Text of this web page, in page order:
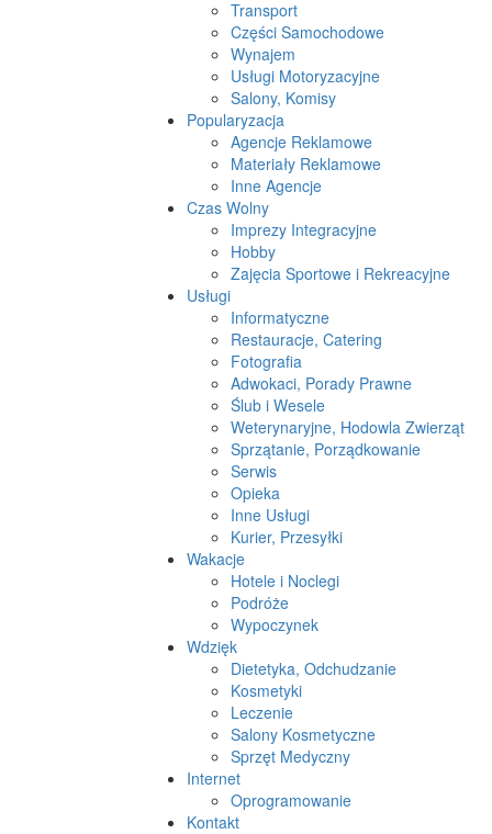
Transport
Części Samochodowe
Wynajem
Usługi Motoryzacyjne
Salony, Komisy
Popularyzacja
Agencje Reklamowe
Materiały Reklamowe
Inne Agencje
Czas Wolny
Imprezy Integracyjne
Hobby
Zajęcia Sportowe i Rekreacyjne
Usługi
Informatyczne
Restauracje, Catering
Fotografia
Adwokaci, Porady Prawne
Ślub i Wesele
Weterynaryjne, Hodowla Zwierząt
Sprzątanie, Porządkowanie
Serwis
Opieka
Inne Usługi
Kurier, Przesyłki
Wakacje
Hotele i Noclegi
Podróże
Wypoczynek
Wdzięk
Dietetyka, Odchudzanie
Kosmetyki
Leczenie
Salony Kosmetyczne
Sprzęt Medyczny
Internet
Oprogramowanie
Kontakt